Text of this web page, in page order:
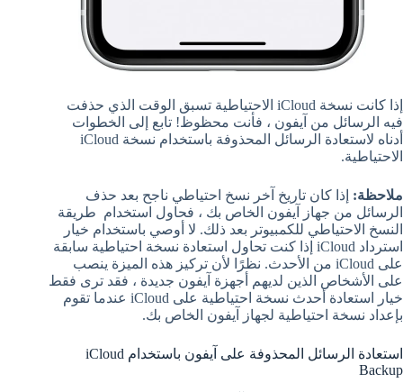
إذا كانت نسخة iCloud الاحتياطية تسبق الوقت الذي حذفت
فيه الرسائل من آيفون ، فأنت محظوظ! تابع إلى الخطوات
أدناه لاستعادة الرسائل المحذوفة باستخدام نسخة iCloud
الاحتياطية.
ملاحظة: إذا كان تاريخ آخر نسخ احتياطي ناجح بعد حذف
الرسائل من جهاز آيفون الخاص بك ، فحاول استخدام طريقة
النسخ الاحتياطي للكمبيوتر بعد ذلك. لا أوصي باستخدام خيار
استرداد iCloud إذا كنت تحاول استعادة نسخة احتياطية سابقة
على iCloud من الأحدث. نظرًا لأن تركيز هذه الميزة ينصب
على الأشخاص الذين لديهم أجهزة آيفون جديدة ، فقد ترى فقط
خيار استعادة أحدث نسخة احتياطية على iCloud عندما تقوم
بإعداد نسخة احتياطية لجهاز آيفون الخاص بك.
استعادة الرسائل المحذوفة على آيفون باستخدام iCloud
Backup